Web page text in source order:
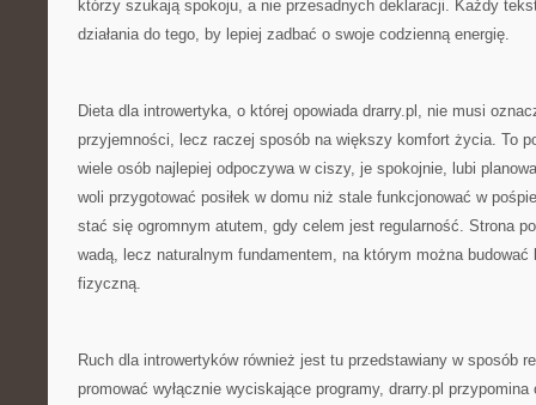
którzy szukają spokoju, a nie przesadnych deklaracji. Każdy
działania do tego, by lepiej zadbać o swoje codzienną energię.
Dieta dla introwertyka, o której opowiada drarry.pl, nie musi
przyjemności, lecz raczej sposób na większy komfort życia. To
wiele osób najlepiej odpoczywa w ciszy, je spokojnie, lubi
woli przygotować posiłek w domu niż stale funkcjonować w
stać się ogromnym atutem, gdy celem jest regularność. Strona
wadą, lecz naturalnym fundamentem, na którym można
fizyczną.
Ruch dla introwertyków również jest tu przedstawiany w sposób
promować wyłącznie wyciskające programy, drarry.pl